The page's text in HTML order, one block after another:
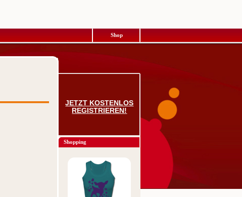
Shop
JETZT KOSTENLOS
REGISTRIEREN!
Shopping